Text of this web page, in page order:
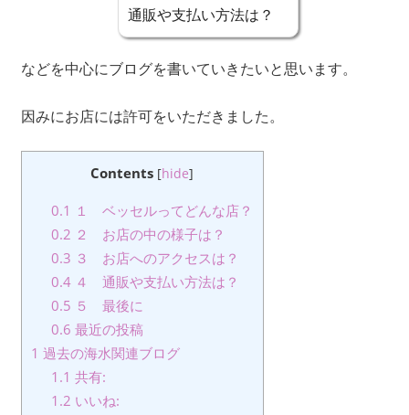
通販や支払い方法は？
などを中心にブログを書いていきたいと思います。
因みにお店には許可をいただきました。
Contents [hide]
0.1 １ ベッセルってどんな店？
0.2 ２ お店の中の様子は？
0.3 ３ お店へのアクセスは？
0.4 ４ 通販や支払い方法は？
0.5 ５ 最後に
0.6 最近の投稿
1 過去の海水関連ブログ
1.1 共有:
1.2 いいね: